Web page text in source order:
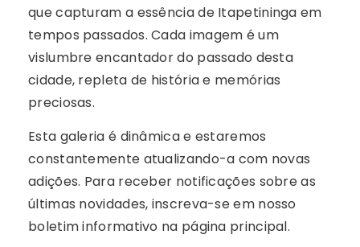
que capturam a essência de Itapetininga em
tempos passados. Cada imagem é um
vislumbre encantador do passado desta
cidade, repleta de história e memórias
preciosas.
Esta galeria é dinâmica e estaremos
constantemente atualizando-a com novas
adições. Para receber notificações sobre as
últimas novidades, inscreva-se em nosso
boletim informativo na página principal.